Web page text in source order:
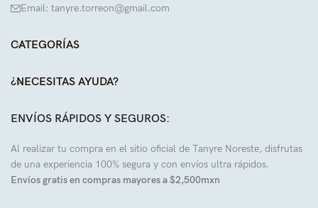
Email: tanyre.torreon@gmail.com
CATEGORÍAS
¿NECESITAS AYUDA?
ENVÍOS RÁPIDOS Y SEGUROS:
Al realizar tu compra en el sitio oficial de Tanyre Noreste, disfrutas
de una experiencia 100% segura y con envíos ultra rápidos.
Envíos gratis en compras mayores a $2,500mxn